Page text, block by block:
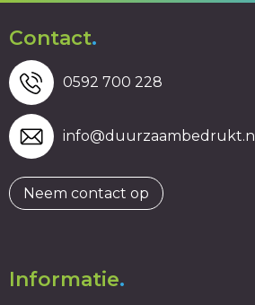
Contact.
0592 700 228
info@duurzaambedrukt.nl
Neem contact op
Informatie.